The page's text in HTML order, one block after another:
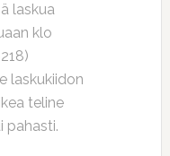
laskua
klo
laskukiidon
teline
pahasti.